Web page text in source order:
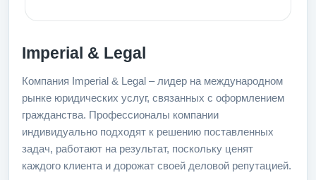
Imperial & Legal
Компания Imperial & Legal – лидер на международном
рынке юридических услуг, связанных с оформлением
гражданства. Профессионалы компании
индивидуально подходят к решению поставленных
задач, работают на результат, поскольку ценят
каждого клиента и дорожат своей деловой репутацией.